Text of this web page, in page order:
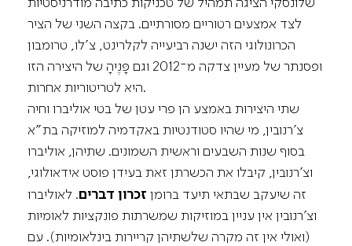
לצד אמצעים רטוריים מסורתיים. בקצה השני של הציר
הכרונולוגי הזה ישנה רביעייה לקלרינט, צ’לו, טרומבון
ופסנתר של מעיין צדקה מ־2012 וגם פָּנֶיהָ של היצירה הזו
היא לטריטוריות אחרות.
שתי היצירות באמצע הן פרי עטן של בטי אוליברו וחיה
צ’רנובין, מי שהיו סטודנטיות באקדמיה למוזיקה בת”א
בסוף שנות השבעים וראשית השמונים. שתיהן, אוליברו
וצ’רנובין, קיבלו את הכשרתן זאת בעידן פוסט אידאולוגי,
זה שיעקב שבתאי תיעד ברומן זכרון דברים. לאוליברו
וצ’רנובין אין עניין במוזיקות שמשרתות פונקציות לאומיות
(ואולי אין זה מקרה שלשתיהן קריירות בינלאומיות). עם